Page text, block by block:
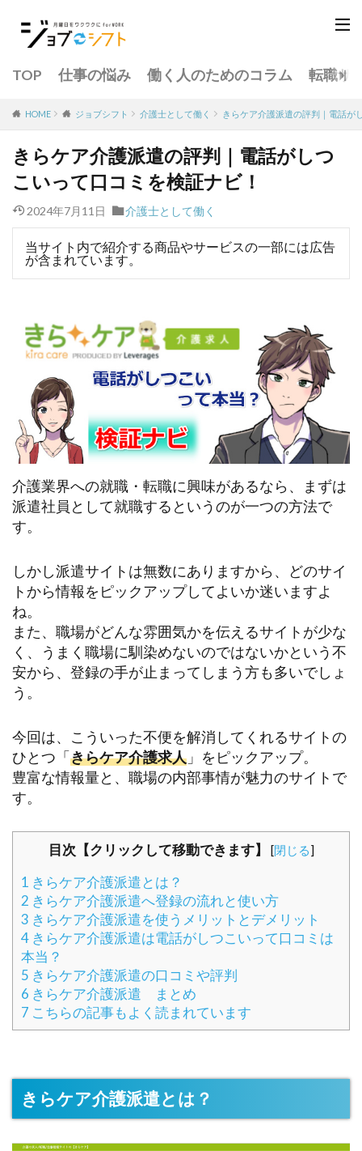
TOP 仕事の悩み 働く人のためのコラム 転職サ
HOME ジョブシフト 介護士として働く きらケア介護派遣の評判｜電話が
きらケア介護派遣の評判｜電話がしつ
こいって口コミを検証ナビ！
2024年7月11日 介護士として働く
当サイト内で紹介する商品やサービスの一部には広告
が含まれています。
介護業界への就職・転職に興味があるなら、まずは
派遣社員として就職するというのが一つの方法で
す。
しかし派遣サイトは無数にありますから、どのサイ
トから情報をピックアップしてよいか迷いますよ
ね。
また、職場がどんな雰囲気かを伝えるサイトが少な
く、うまく職場に馴染めないのではないかという不
安から、登録の手が止まってしまう方も多いでしょ
う。
今回は、こういった不便を解消してくれるサイトの
ひとつ「きらケア介護求人 」をピックアップ。
豊富な情報量と、職場の内部事情が魅力のサイトで
す。
目次【クリックして移動できます】 [閉じる]
1 きらケア介護派遣とは？
2 きらケア介護派遣へ登録の流れと使い方
3 きらケア介護派遣を使うメリットとデメリット
4 きらケア介護派遣は電話がしつこいって口コミは
本当？
5 きらケア介護派遣の口コミや評判
6 きらケア介護派遣 まとめ
7 こちらの記事もよく読まれています
きらケア介護派遣とは？